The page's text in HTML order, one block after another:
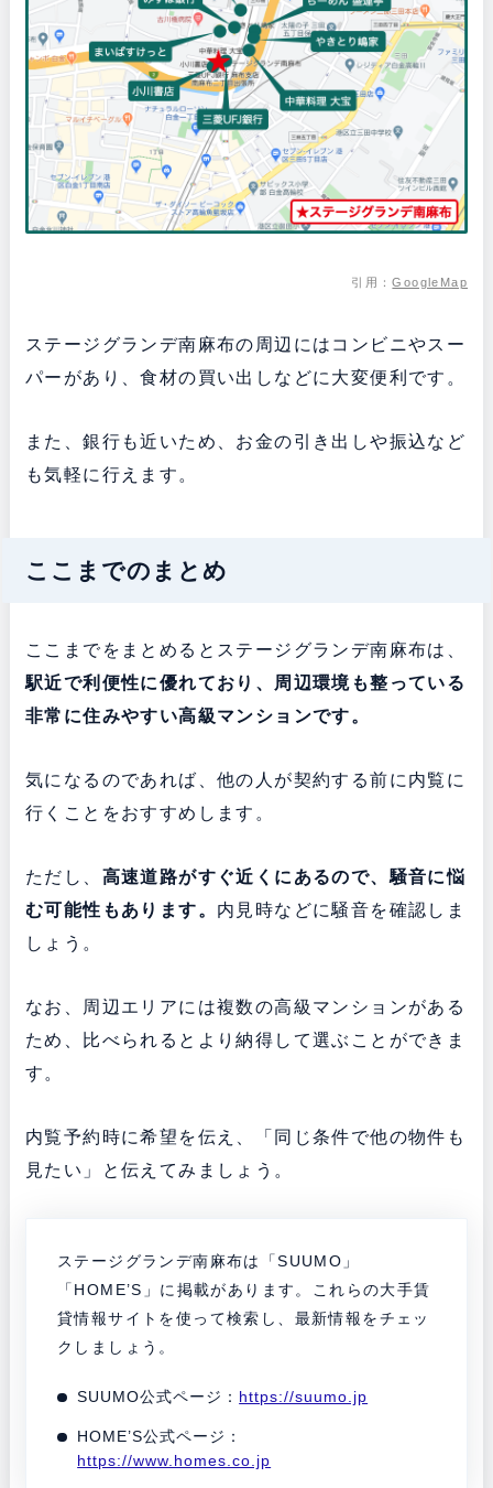
引用：GoogleMap
ステージグランデ南麻布の周辺にはコンビニやスー
パーがあり、食材の買い出しなどに大変便利です。
また、銀行も近いため、お金の引き出しや振込など
も気軽に行えます。
ここまでのまとめ
ここまでをまとめるとステージグランデ南麻布は、
駅近で利便性に優れており、周辺環境も整っている
非常に住みやすい高級マンションです。
気になるのであれば、他の人が契約する前に内覧に
行くことをおすすめします。
ただし、 高速道路がすぐ近くにあるので、騒音に悩
む可能性もあります。 内見時などに騒音を確認しま
しょう。
なお、周辺エリアには複数の高級マンションがある
ため、比べられるとより納得して選ぶことができま
す。
内覧予約時に希望を伝え、「同じ条件で他の物件も
見たい」と伝えてみましょう。
ステージグランデ南麻布は「SUUMO」
「HOME’S」に掲載があります。これらの大手賃
貸情報サイトを使って検索し、最新情報をチェッ
クしましょう。
SUUMO公式ページ： https://suumo.jp
HOME’S公式ページ：
https://www.homes.co.jp